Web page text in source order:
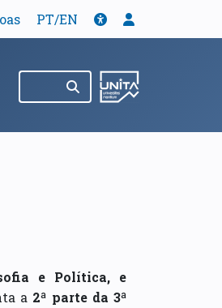
PT/EN Tradução
Acessibilidade
Pesquisar no site (abre em
e Política, e
a 2ª parte da 3ª